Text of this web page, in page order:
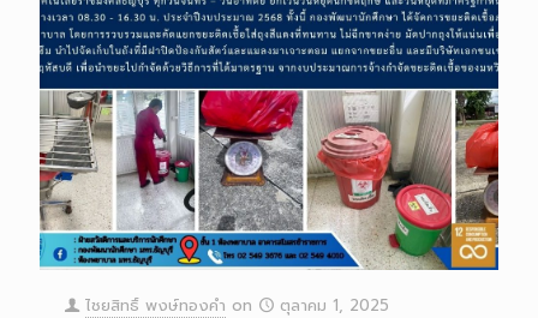
ไชยสิทธิ์ พงษ์ทองคำ on
ตุลาคม 1, 2025